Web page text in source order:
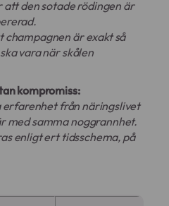
att den sotade rödingen är
champagnen är exakt så
vara när skålen
kompromiss:
erfarenhet från näringslivet
med samma noggrannhet.
enligt ert tidsschema, på